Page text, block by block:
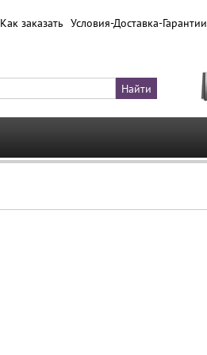
Как заказать Условия-Доставка-Гарантии